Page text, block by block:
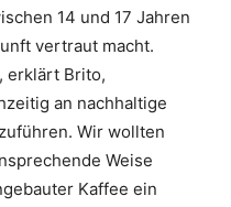
14 und 17 Jahren
vertraut macht.
erklärt Brito,
an nachhaltige
Wir wollten
Weise
Kaffee ein